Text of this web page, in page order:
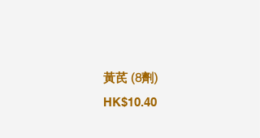
黃芪 (8劑)
HK$10.40